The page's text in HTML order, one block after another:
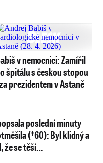
v nemocnici: Zamířil
špitálu s českou stopou
prezidentem v Astaně
poslední minuty
(†60): Byl klidný a
že se těší…